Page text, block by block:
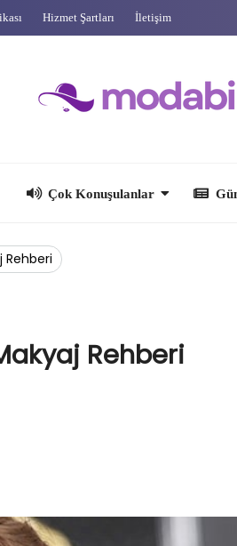
Hizmet Şartları İletişim
Rehberi
Rehberi